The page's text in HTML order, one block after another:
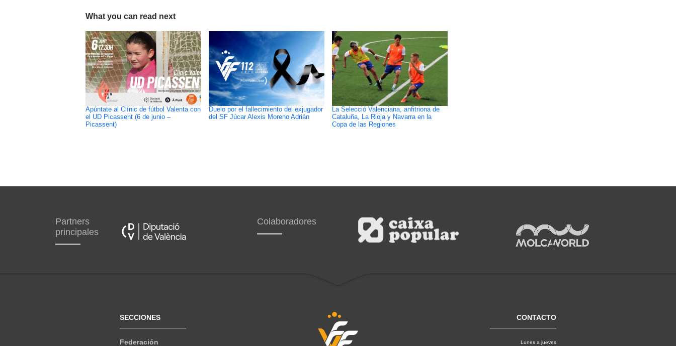
What you can read next
Apúntate al Clínic de fútbol Valenta con
el UD Picassent (6 de junio –
Picassent)
Duelo por el fallecimiento del exjugador
del SF Júcar Alexis Moreno Adrián
La Selecció Valenciana, anfitriona de
Cataluña, La Rioja y Navarra en la
Copa de las Regiones
Partners
principales
Colaboradores
SECCIONES
Federación
CONTACTO
Lunes a jueves